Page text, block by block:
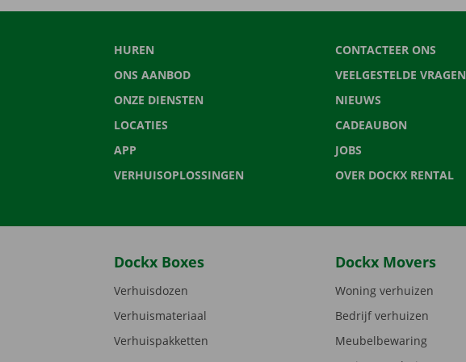
HUREN
ONS AANBOD
ONZE DIENSTEN
LOCATIES
APP
VERHUISOPLOSSINGEN
CONTACTEER ONS
VEELGESTELDE VRAGEN
NIEUWS
CADEAUBON
JOBS
OVER DOCKX RENTAL
Dockx Boxes
Verhuisdozen
Verhuismateriaal
Verhuispakketten
Dockx Movers
Woning verhuizen
Bedrijf verhuizen
Meubelbewaring